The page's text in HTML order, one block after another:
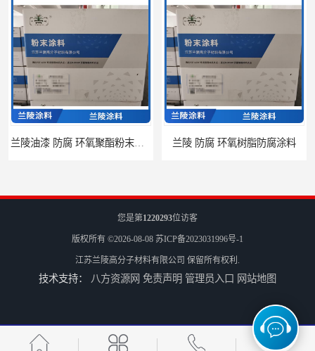
兰陵 防腐 环氧树脂防腐涂料 兰陵涂料 防腐 环氧玻璃鳞片涂料
兰陵油漆 防腐 环氧树脂防水涂料
您是第1220293位访客
版权所有 ©2026-08-08 苏ICP备2023031996号-1
江苏兰陵高分子材料有限公司 保留所有权利.
技术支持： 八方资源网 免责声明 管理员入口 网站地图